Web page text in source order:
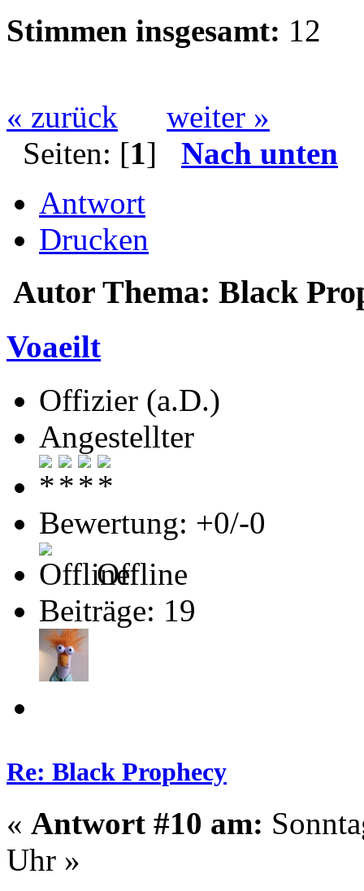
Stimmen insgesamt: 12
« zurück
weiter »
Seiten: [1] Nach unten
Antwort
Drucken
Autor Thema: Black
Voaeilt
Offizier (a.D.)
Angestellter
Bewertung: +0/-0
Offline
Beiträge: 19
Re: Black Prophecy
« Antwort #10 am:
Uhr »